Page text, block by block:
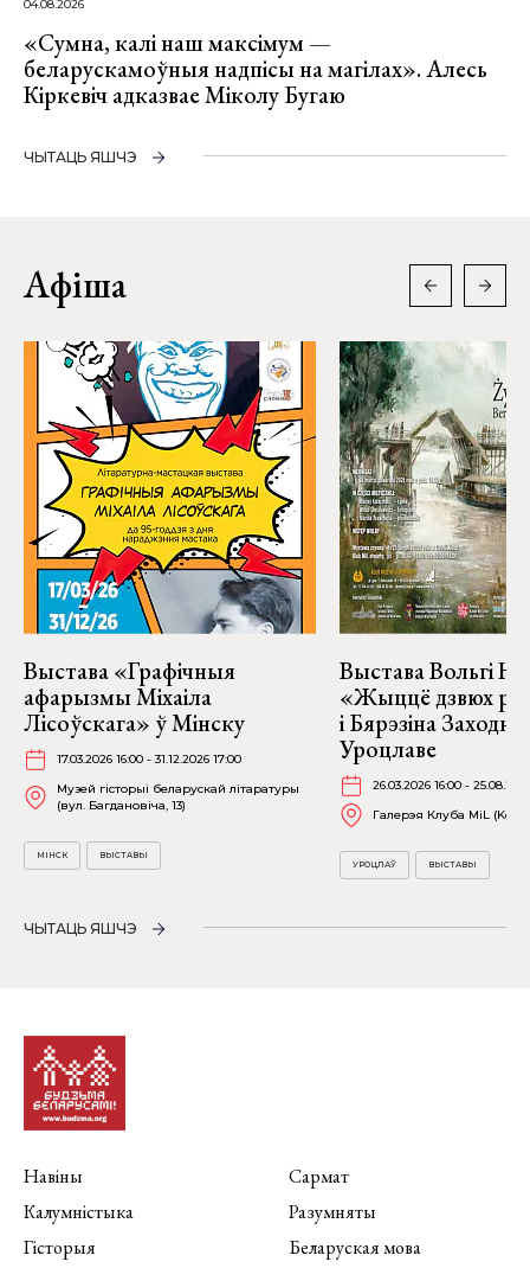
04.08.2026
«Сумна, калі наш максімум —
беларускамоўныя надпісы на магілах». Алесь
Кіркевіч адказвае Міколу Бугаю
ЧЫТАЦЬ ЯШЧЭ
Афіша
Выстава «Графічныя
афарызмы Міхаіла
Лісоўскага» ў Мінску
17.03.2026 16:00 - 31.12.2026 17:00
Музей гісторыі беларускай літаратуры
(вул. Багдановіча, 13)
МІНСК ВЫСТАВЫ
Выстава Вольгі
«Жыццё дзвюх
і Бярэзіна
Уроцлаве
26.03.2026 16:00 -
Галерэя Клуба MiL
УРОЦЛАЎ ВЫСТАВЫ
ЧЫТАЦЬ ЯШЧЭ
Навіны
Калумністыка
Гісторыя
Сармат
Разумняты
Беларуская мова